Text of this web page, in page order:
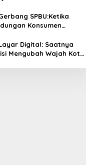
SPBU:Ketika
Konsumen
Digital: Saatnya
Wajah Kota